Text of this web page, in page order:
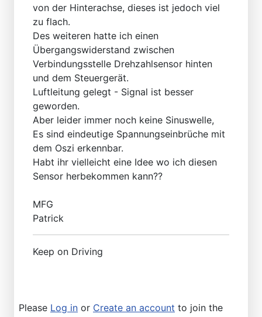
von der Hinterachse, dieses ist jedoch viel
zu flach.
Des weiteren hatte ich einen
Übergangswiderstand zwischen
Verbindungsstelle Drehzahlsensor hinten
und dem Steuergerät.
Luftleitung gelegt - Signal ist besser
geworden.
Aber leider immer noch keine Sinuswelle,
Es sind eindeutige Spannungseinbrüche mit
dem Oszi erkennbar.
Habt ihr vielleicht eine Idee wo ich diesen
Sensor herbekommen kann??
MFG
Patrick
Keep on Driving
Please Log in or Create an account to join the